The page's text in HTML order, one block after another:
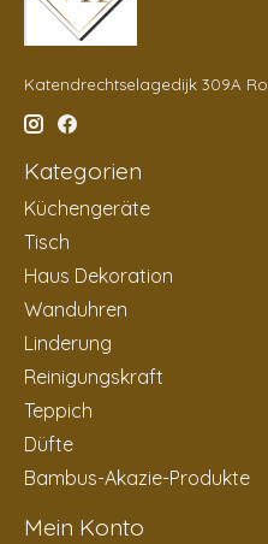
Katendrechtselagedijk 309A
Kategorien
Küchengeräte
Tisch
Haus Dekoration
Wanduhren
Linderung
Reinigungskraft
Teppich
Düfte
Bambus-Akazie-Produkte
Mein Konto